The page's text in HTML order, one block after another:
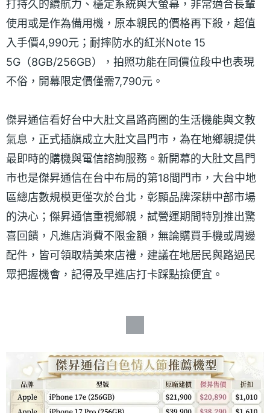
打持久的續航力、穩定系統與大螢幕，非常適合長輩
使用或是作為備用機，原本親民的價格再下殺，超值
入手價4,990元；耐摔防水的紅米Note 15
5G（8GB/256GB），拍照功能在同價位段中也表現
不俗，開幕限定價僅需7,790元。
傑昇通信看好台中大肚文昌路商圈的生活機能與文教
氣息，正式插旗成立大肚文昌門市，為在地鄉親提供
最即時的購機與電信諮詢服務。新開幕的大肚文昌門
市也是傑昇通信在台中布局的第18間門市，大台中地
區總店數規模更僅次於台北，彰顯品牌深耕中部市場
的決心；傑昇通信重視鄉親，試營運期間特別推出驚
喜回饋，凡進店消費不限金額，無論購買手機或周邊
配件，皆可領取精美來店禮，建議在地居民與路過民
眾把握機會，記得及早進店打卡踩點撿便宜。